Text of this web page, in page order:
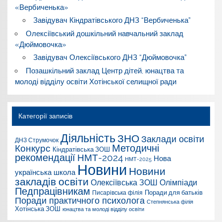
«Вербиченька»
Завідувач Кіндратівського ДНЗ “Вербиченька”
Олексіївський дошкільний навчальний заклад
«Дюймовочка»
Завідувач Олексіївського ДНЗ “Дюймовочка”
Позашкільний заклад Центр дітей, юнацтва та
молоді відділу освіти Хотінської селищної ради
Категорії записів
ДНЗ Струмочок Діяльність ЗНО Заклади освіти
Конкурс Кіндратівська ЗОШ Методичні
рекомендації НМТ-2024 НМТ-2025 Нова
українська школа Новини Новини
закладів освіти Олексіївська ЗОШ Олімпіади
Педпрацівникам Писарівська філія Поради для батьків
Поради практичного психолога Степнянська філія
Хотінська ЗОШ юнацтва та молоді відділу освіти